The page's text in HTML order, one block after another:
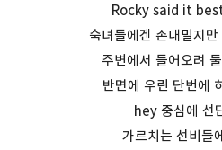
Rocky said it
숙녀들에겐 손내밀지
주변에서 들어오려
반면에 우린 단번에
hey 중심에 선
가르치는 선비들